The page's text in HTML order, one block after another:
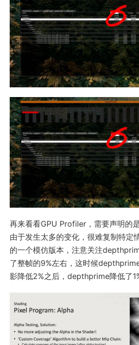
再来看看GPU Profiler，需要声明的
由于发生太多的变化，很难复制特定
的一个模仿版本，注意关注
了整帧的9%左右，这时候
影降低2%之后，depthprime降低了